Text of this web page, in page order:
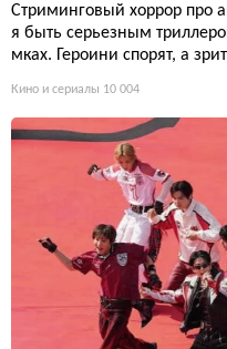
Стриминговый хоррор про
я быть серьезным
мках. Героини спорят, а
Кино и сериалы 10 004